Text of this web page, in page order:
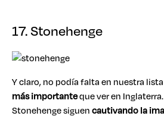
17. Stonehenge
Y claro, no podía falta en nuestra
más importanteque ver en
Stonehenge siguencautivando la